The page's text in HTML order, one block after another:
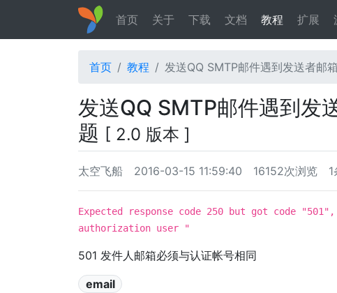
首页 关于 下载 文档 教程 扩展
首页 教程 发送QQ SMTP邮件遇到发送者邮
发送QQ SMTP邮件遇到发
题 [ 2.0 版本 ]
太空飞船 2016-03-15 11:59:40 16152次浏览
Expected response code 250 but got code
authorization user "
501 发件人邮箱必须与认证帐号相同
email